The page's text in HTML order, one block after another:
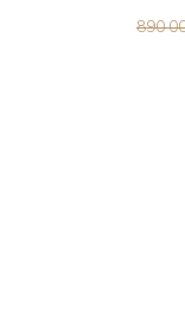
890